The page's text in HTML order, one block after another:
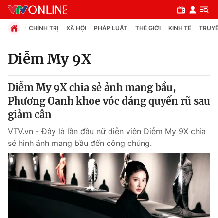
Chuyên mục
Chính trị
Pháp luật
Y tế
CHÍNH TRỊ XÃ HỘI PHÁP LUẬT THẾ GIỚI KINH TẾ
Diễm My 9X
Diễm My 9X chia sẻ ảnh mang bầu,
Phương Oanh khoe vóc dáng quyến rũ sau
giảm cân
VTV.vn - Đây là lần đầu nữ diễn viên Diễm My 9X chia
sẻ hình ảnh mang bầu đến công chúng.